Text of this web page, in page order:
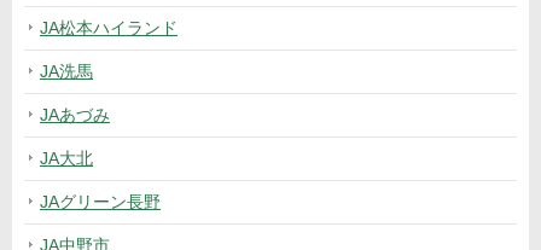
JA松本ハイランド
JA洗馬
JAあづみ
JA大北
JAグリーン長野
JA中野市